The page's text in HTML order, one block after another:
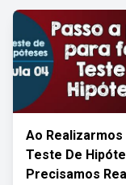
Ao Realizarmos
Teste De
Precisamos